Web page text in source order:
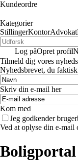
Kundeordre
Kategorier
StillingerKontorAdvokat
Log påOpret profil
Tilmeld dig vores
Nyhedsbrevet, du
Skriv din e-mail her
Kom med
Jeg godkender
Ved at oplyse din e-